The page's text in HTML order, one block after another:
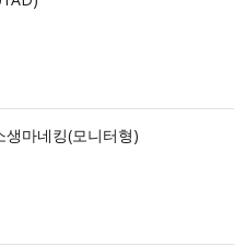
마네킹(모니터형)